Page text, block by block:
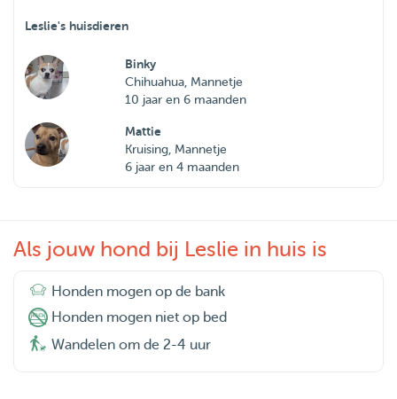
Leslie's huisdieren
Binky
Chihuahua, Mannetje
10 jaar en 6 maanden
Mattie
Kruising, Mannetje
6 jaar en 4 maanden
Als jouw hond bij Leslie in huis is
Honden mogen op de bank
Honden mogen niet op bed
Wandelen om de 2-4 uur